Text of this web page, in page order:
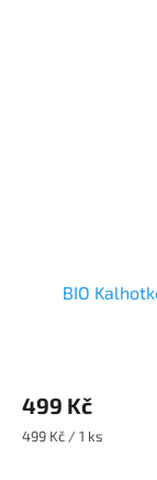
BIO
499 Kč
Měrná
499 Kč / 1 ks